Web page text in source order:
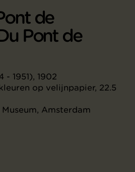
de
Pont de
- 1951), 1902
op velijnpapier, 22.5
Amsterdam